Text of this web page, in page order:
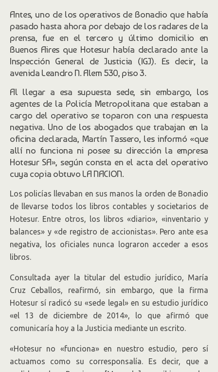
Antes, uno de los operativos de Bonadio que había
pasado hasta ahora por debajo de los radares de la
prensa, fue en el tercero y último domicilio en
Buenos Aires que Hotesur había declarado ante la
Inspección General de Justicia (IGJ). Es decir, la
avenida Leandro N. Alem 530, piso 3.
Al llegar a esa supuesta sede, sin embargo, los
agentes de la Policía Metropolitana que estaban a
cargo del operativo se toparon con una respuesta
negativa. Uno de los abogados que trabajan en la
oficina declarada, Martín Tassero, les informó «que
allí no funciona ni posee su dirección la empresa
Hotesur SA», según consta en el acta del operativo
cuya copia obtuvo LA NACION.
Los policías llevaban en sus manos la orden de Bonadio
de llevarse todos los libros contables y societarios de
Hotesur. Entre otros, los libros «diario», «inventario y
balances» y «de registro de accionistas». Pero ante esa
negativa, los oficiales nunca lograron acceder a esos
libros.
Consultada ayer la titular del estudio jurídico, María
Cruz Ceballos, reafirmó, sin embargo, que la firma
Hotesur sí radicó su «sede legal» en su estudio jurídico
«el 13 de diciembre de 2014», lo que afirmó que
comunicaría hoy a la Justicia mediante un escrito.
«Hotesur no «funciona» en nuestro estudio, pero sí
actuamos como su corresponsalía. Es decir, que a